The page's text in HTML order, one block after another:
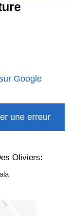
Google
une erreur
Oliviers: